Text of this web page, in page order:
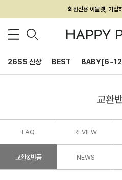
회원전용 아울렛, 가
멤버십 최대
26SS 신상 BEST
교환
FAQ REVIEW
교환&반품 NEWS